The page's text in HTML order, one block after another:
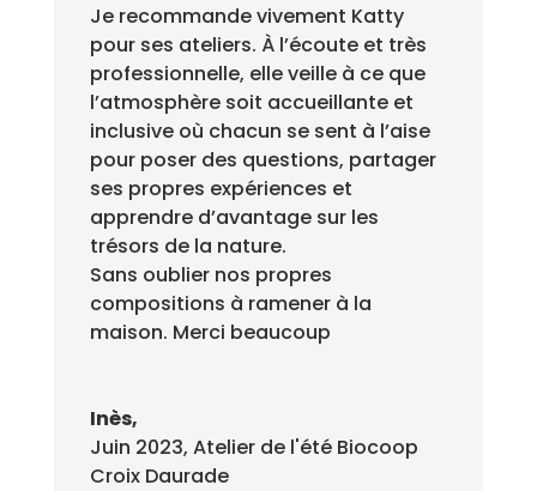
Je recommande vivement Katty
pour ses ateliers. À l’écoute et très
professionnelle, elle veille à ce que
l’atmosphère soit accueillante et
inclusive où chacun se sent à l’aise
pour poser des questions, partager
ses propres expériences et
apprendre d’avantage sur les
trésors de la nature.
Sans oublier nos propres
compositions à ramener à la
maison. Merci beaucoup
Inès,
Juin 2023, Atelier de l'été Biocoop
Croix Daurade